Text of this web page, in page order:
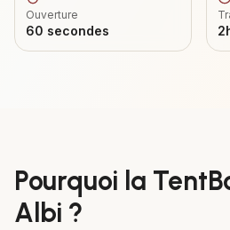
Ouverture
60 secondes
Pourquoi la
Albi ?